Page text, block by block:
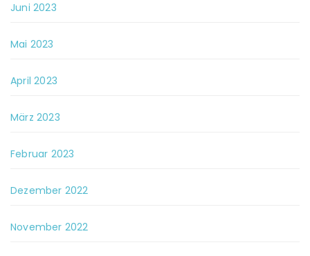
Juni 2023
Mai 2023
April 2023
März 2023
Februar 2023
Dezember 2022
November 2022